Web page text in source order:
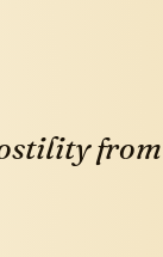
from